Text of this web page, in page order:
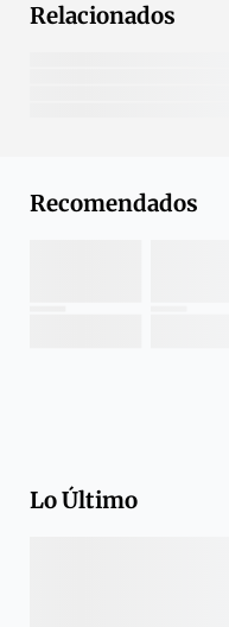
Relacionados
Recomendados
Lo Último